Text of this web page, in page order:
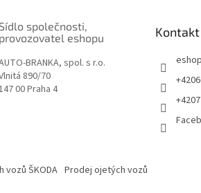
Sídlo společnosti,
provozovatel eshopu
BRANKA, spol. s r.o.
890/70
00 Praha 4
Kontakt
vozů ŠKODA Prodej ojetých vozů